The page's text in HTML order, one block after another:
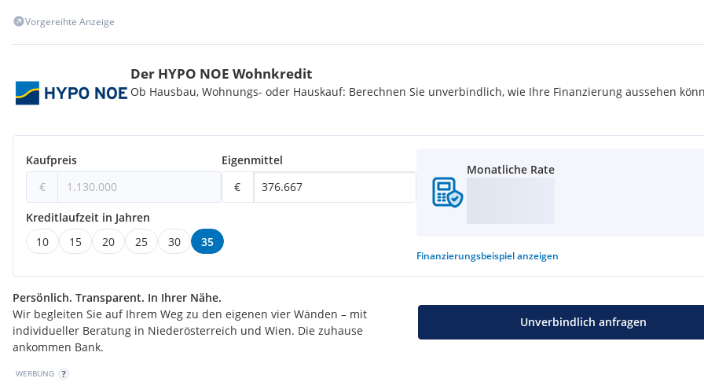
Vorgereihte Anzeige
Der HYPO NOE Wohnkredit
Ob Hausbau, Wohnungs- oder Hauskauf: Berechnen Sie unverbindlich, wie Ihre Finanzierung aussehen
Kaufpreis
€
Eigenmittel
€
Kreditlaufzeit in Jahren
10
15 20 25 30 35
Monatliche Rate
Finanzierungsbeispielanzeigen
Persönlich. Transparent. In Ihrer Nähe.
Wir begleiten Sie auf Ihrem Weg zu den eigenen vier Wänden – mit
individueller Beratung in Niederösterreich und Wien. Die zuhause
ankommen Bank.
Unverbindlich anfragen
WERBUNG